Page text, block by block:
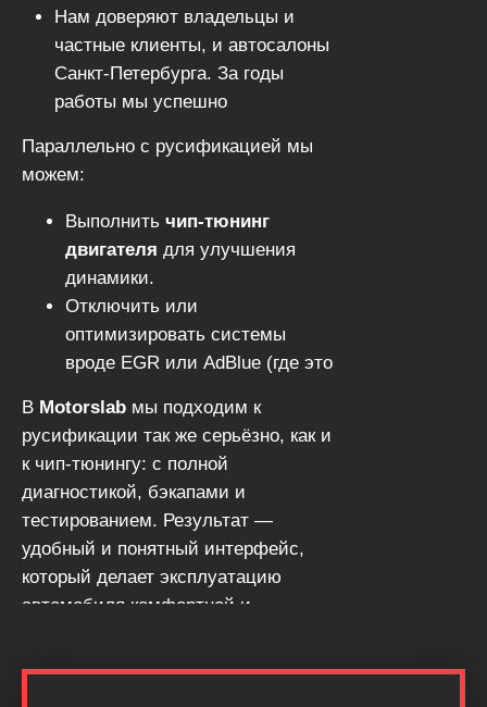
Нам доверяют владельцы и
частные клиенты, и автосалоны
Санкт‑Петербурга. За годы
работы мы успешно
моделей — от Kia и Hyundai до
BMW, Audi.
Параллельно с русификацией мы
можем:
Выполнить чип-тюнинг
двигателя для улучшения
динамики.
Отключить или
оптимизировать системы
вроде EGR или AdBlue (где это
Провести комплексную
диагностику перед
дальнейшими улучшениями.
В Motorslab мы подходим к
русификации так же серьёзно, как и
к чип-тюнингу: с полной
диагностикой, бэкапами и
тестированием. Результат —
удобный и понятный интерфейс,
который делает эксплуатацию
автомобиля комфортной и